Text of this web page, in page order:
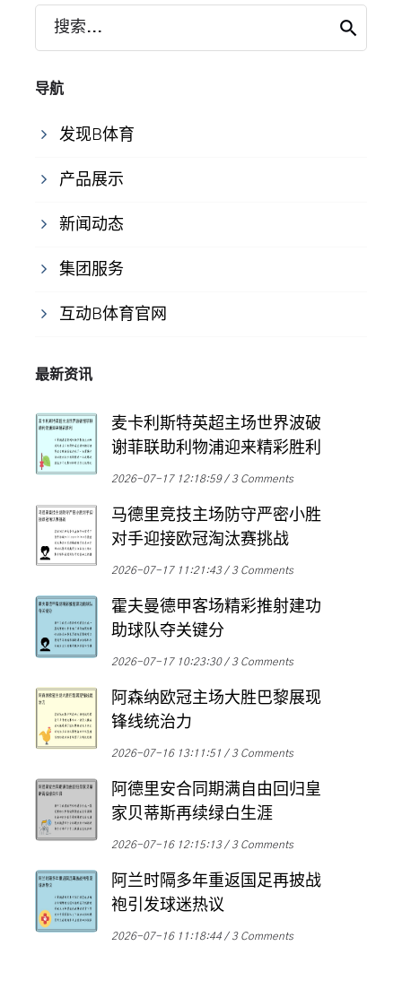
搜索...
导航
发现B体育
产品展示
新闻动态
集团服务
互动B体育官网
最新资讯
麦卡利斯特英超主场世界波破
谢菲联助利物浦迎来精彩胜利
2026-07-17 12:18:59 3 Comments
马德里竞技主场防守严密小胜
对手迎接欧冠淘汰赛挑战
2026-07-17 11:21:43 3 Comments
霍夫曼德甲客场精彩推射建功
助球队夺关键分
2026-07-17 10:23:30 3 Comments
阿森纳欧冠主场大胜巴黎展现
锋线统治力
2026-07-16 13:11:51 3 Comments
阿德里安合同期满自由回归皇
家贝蒂斯再续绿白生涯
2026-07-16 12:15:13 3 Comments
阿兰时隔多年重返国足再披战
袍引发球迷热议
2026-07-16 11:18:44 3 Comments